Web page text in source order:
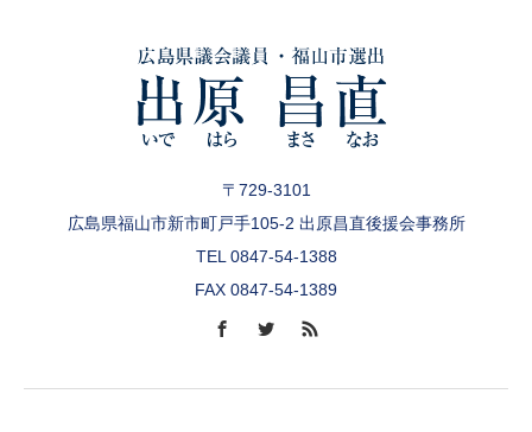
〒729-3101
広島県福山市新市町戸手105-2 出原昌直後援会事務所
TEL 0847-54-1388
FAX 0847-54-1389